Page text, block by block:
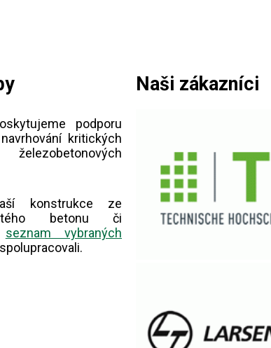
podporu
kritických
konstrukce ze
betonu či
seznam vybraných
Naši zákazníci